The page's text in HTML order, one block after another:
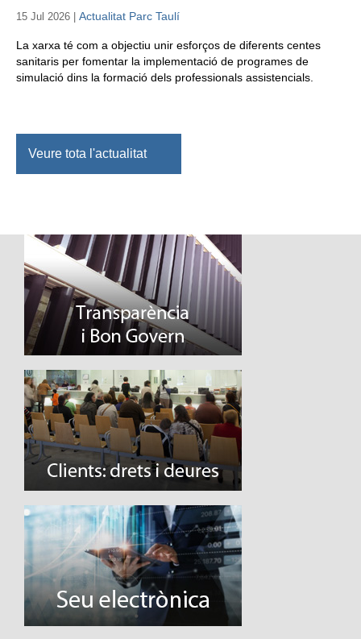
15 Jul 2026 | Actualitat Parc Taulí
La xarxa té com a objectiu unir esforços de diferents centes
sanitaris per fomentar la implementació de programes de
simulació dins la formació dels professionals assistencials.
Veure tota l'actualitat